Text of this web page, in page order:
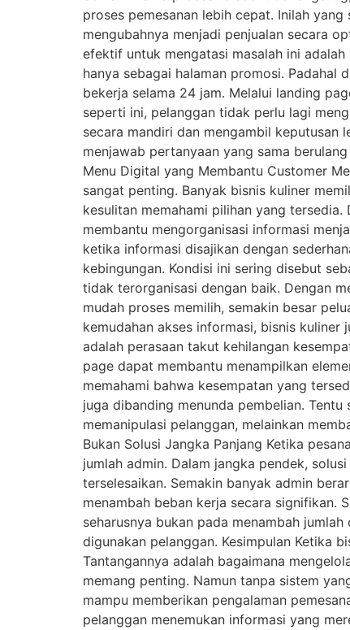
proses pemesanan lebih cepat. Inilah
mengubahnya menjadi penjualan secara
efektif untuk mengatasi masalah ini
hanya sebagai halaman promosi. Padahal
bekerja selama 24 jam. Melalui landing
seperti ini, pelanggan tidak perlu lagi
secara mandiri dan mengambil keputusan
menjawab pertanyaan yang sama
Menu Digital yang Membantu Customer
sangat penting. Banyak bisnis kuliner
kesulitan memahami pilihan yang
membantu mengorganisasi informasi
ketika informasi disajikan dengan
kebingungan. Kondisi ini sering disebut
tidak terorganisasi dengan baik. Dengan
mudah proses memilih, semakin besar
kemudahan akses informasi, bisnis
adalah perasaan takut kehilangan
page dapat membantu menampilkan
memahami bahwa kesempatan yang
juga dibanding menunda pembelian.
memanipulasi pelanggan, melainkan
Bukan Solusi Jangka Panjang Ketika
jumlah admin. Dalam jangka pendek,
terselesaikan. Semakin banyak admin
menambah beban kerja secara signifikan.
seharusnya bukan pada menambah
digunakan pelanggan. Kesimpulan Ketika
Tantangannya adalah bagaimana
memang penting. Namun tanpa sistem
mampu memberikan pengalaman
pelanggan menemukan informasi yang